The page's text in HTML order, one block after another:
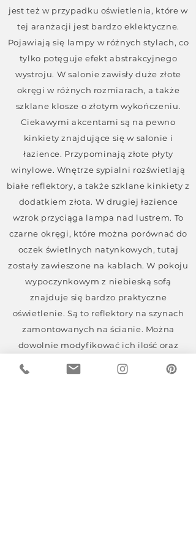
jest też w przypadku oświetlenia, które w
tej aranżacji jest bardzo eklektyczne.
Pojawiają się lampy w różnych stylach, co
tylko potęguje efekt abstrakcyjnego
wystroju. W salonie zawisły duże złote
okręgi w różnych rozmiarach, a także
szklane klosze o złotym wykończeniu.
Ciekawymi akcentami są na pewno
kinkiety znajdujące się w salonie i
łazience. Przypominają złote płyty
winylowe. Wnętrze sypialni rozświetlają
białe reflektory, a także szklane kinkiety z
dodatkiem złota. W drugiej łazience
wzrok przyciąga lampa nad lustrem. To
czarne okręgi, które można porównać do
oczek świetlnych natynkowych, tutaj
zostały zawieszone na kablach. W pokoju
wypoczynkowym z niebieską sofą
znajduje się bardzo praktyczne
oświetlenie. Są to reflektory na szynach
zamontowanych na ścianie. Można
dowolnie modyfikować ich ilość oraz
stojąca w chromowanym kolorze i z